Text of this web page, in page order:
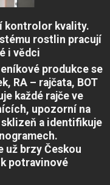
kontrolor kvality.
rostlin pracují
i vědci
produkce se
RA – rajčata, BOT
každé rajče ve
upozorní na
a identifikuje
už brzy Českou
potravinové